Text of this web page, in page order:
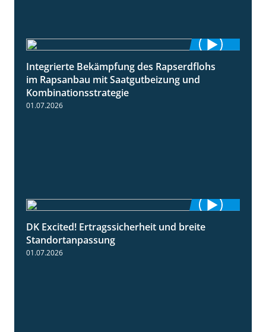
2:31
Integrierte Bekämpfung des Rapserdflohs
im Rapsanbau mit Saatgutbeizung und
Kombinationsstrategie
01.07.2026
2:41
DK Excited! Ertragssicherheit und breite
Standortanpassung
01.07.2026